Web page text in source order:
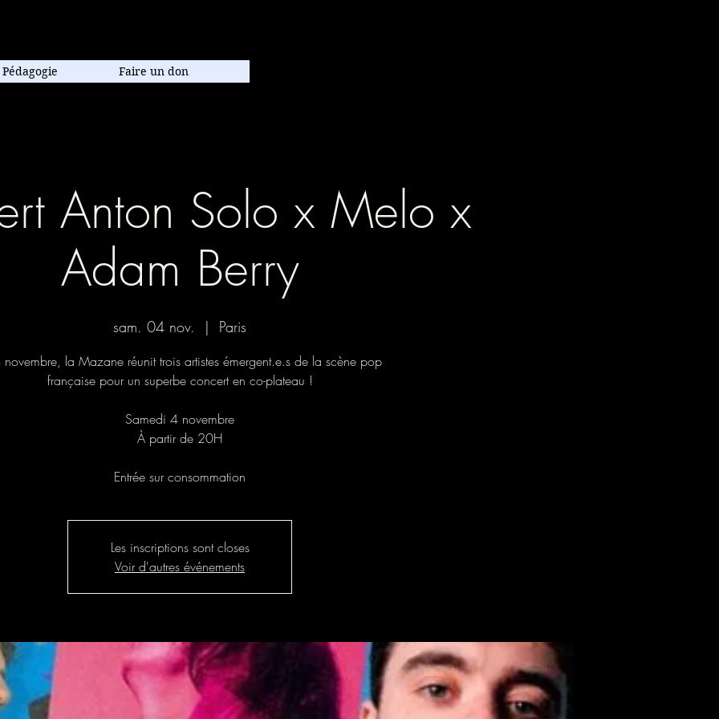
Pédagogie Faire un don
Anton Solo x Melo x
Adam Berry
sam. 04 nov.
  |
Paris
novembre, la Mazane réunit trois artistes émergent.e.s de la scène pop
française pour un superbe concert en co-plateau !
Samedi 4 novembre
À partir de 20H
Entrée sur consommation
Les inscriptions sont closes
Voir d'autres événements